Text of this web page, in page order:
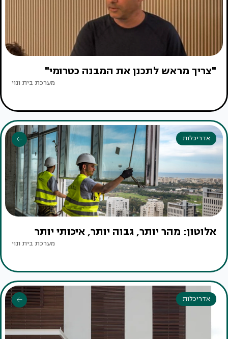
"צריך מראש לתכנן את המבנה כטרומי"
מערכת בית ונוי
אדריכלות
אלוטון: מהר יותר, גבוה יותר, איכותי יותר
מערכת בית ונוי
אדריכלות